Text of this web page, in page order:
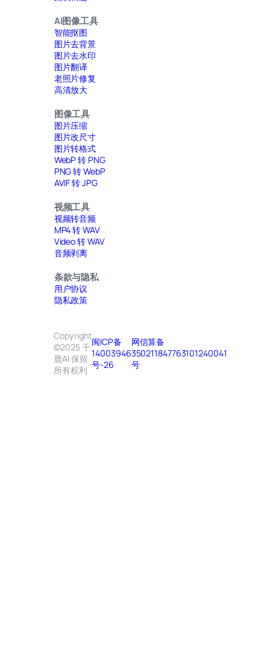
AI图像工具
智能抠图
图片去背景
图片去水印
图片翻译
老照片修复
高清放大
图像工具
图片压缩
图片改尺寸
图片转格式
WebP 转 PNG
PNG 转 WebP
AVIF 转 JPG
视频工具
视频转音频
MP4 转 WAV
Video 转 WAV
音频剥离
条款与隐私
用户协议
隐私政策
Copyright
©2025 千
鹿AI 保留
所有权利
闽ICP备
14003946
号-26
网信算备
350211847763101240041
号